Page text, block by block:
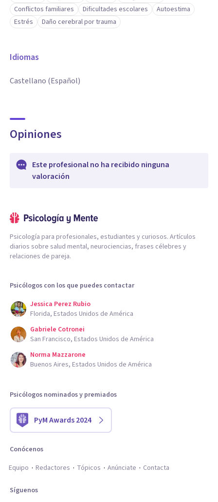
Conflictos familiares
Dificultades escolares
Autoestima
Estrés
Daño cerebral por trauma
Idiomas
Castellano (Español)
Opiniones
Este profesional no ha recibido ninguna
valoración
Psicología para profesionales, estudiantes y curiosos. Artículos
diarios sobre salud mental, neurociencias, frases célebres y
relaciones de pareja.
Psicólogos con los que puedes contactar
Jessica Perez Rubio
Florida, Estados Unidos de América
Gabriele Cotronei
San Francisco, Estados Unidos de América
Norma Mazzarone
Buenos Aires, Estados Unidos de América
Psicólogos nominados y premiados
PyM Awards 2024
Conócenos
Equipo
Redactores Tópicos Anúnciate Contacta
Síguenos